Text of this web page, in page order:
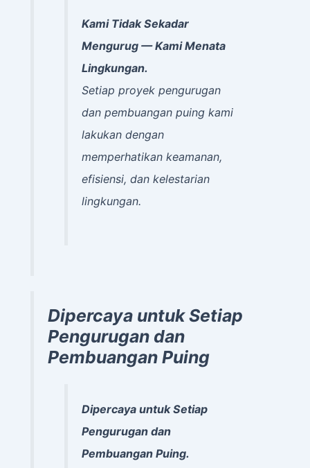
Kami Tidak Sekadar
Mengurug — Kami Menata
Lingkungan.
Setiap proyek pengurugan
dan pembuangan puing kami
lakukan dengan
memperhatikan keamanan,
efisiensi, dan kelestarian
lingkungan.
Dipercaya untuk Setiap
Pengurugan dan
Pembuangan Puing
Dipercaya untuk Setiap
Pengurugan dan
Pembuangan Puing.